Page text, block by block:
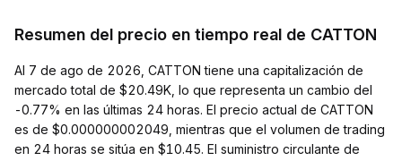
Resumen del precio en tiempo real de CATTON
Al 7 de ago de 2026, CATTON tiene una capitalización de
mercado total de $20.49K, lo que representa un cambio del
-0.77% en las últimas 24 horas. El precio actual de CATTON
es de $0.000000002049, mientras que el volumen de trading
en 24 horas se sitúa en $10.45. El suministro circulante de